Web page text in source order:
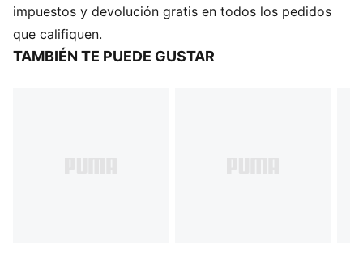
CARACTERÍSTICAS Y BENEFICIOS
Cubierta fabricada con al menos un 20% de
materiales reciclados
impuestos y devolución gratis en todos los pedidos
que califiquen.
TAMBIÉN TE PUEDE GUSTAR